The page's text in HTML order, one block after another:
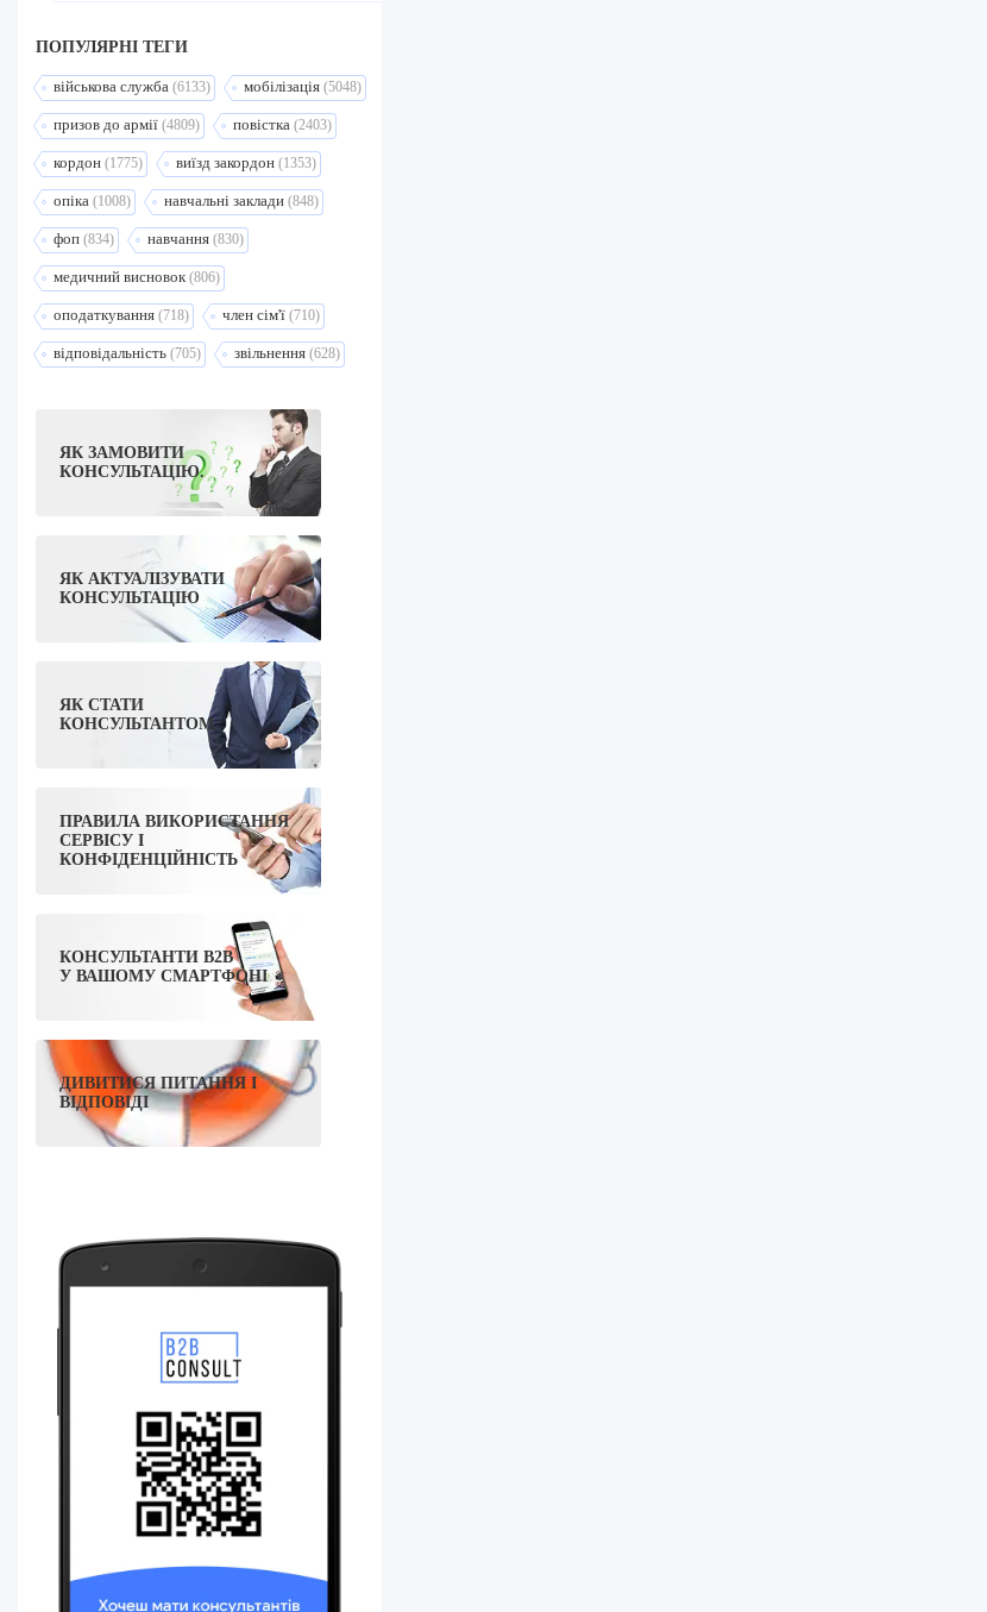
ПОПУЛЯРНI ТЕГИ
військова служба (6133) мобілізація (5048)
призов до армії (4809) повістка (2403)
кордон (1775) виїзд закордон (1353)
опіка (1008) навчальні заклади (848)
фоп (834) навчання (830)
медичний висновок(806)
оподаткування (718) член сім'ї (710)
відповідальність (705) звільнення (628)
ЯК ЗАМОВИТИ
КОНСУЛЬТАЦІЮ.
ЯК АКТУАЛІЗУВАТИ
КОНСУЛЬТАЦІЮ
ЯК СТАТИ
КОНСУЛЬТАНТОМ
ПРАВИЛА ВИКОРИСТАННЯ
СЕРВІСУ І
КОНФІДЕНЦІЙНІСТЬ
КОНСУЛЬТАНТИ B2B
У ВАШОМУ СМАРТФОНІ
ДИВИТИСЯ ПИТАННЯ І
ВІДПОВІДІ